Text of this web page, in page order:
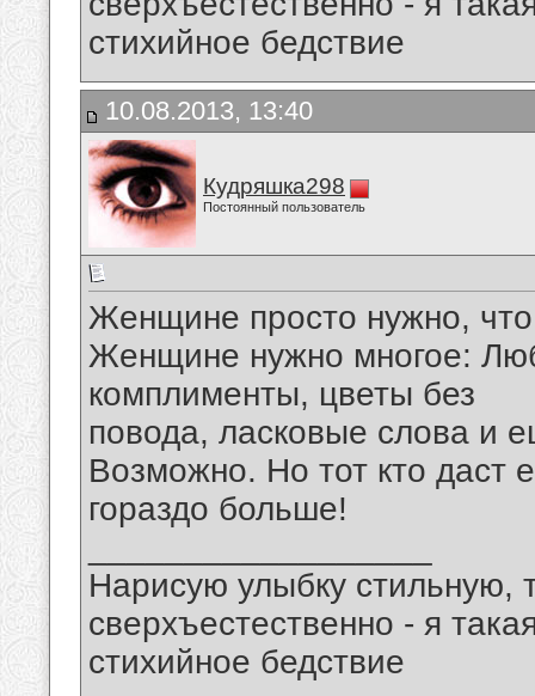
стихийное бедствие
10.08.2013, 13:40
Кудряшка298
Постоянный пользователь
Женщине просто нужно,
Женщине нужно многое:
комплименты, цветы без
повода, ласковые слова и
Возможно. Но тот кто даст
гораздо больше!
Нарисую улыбку стильную,
сверхъестественно - я
стихийное бедствие